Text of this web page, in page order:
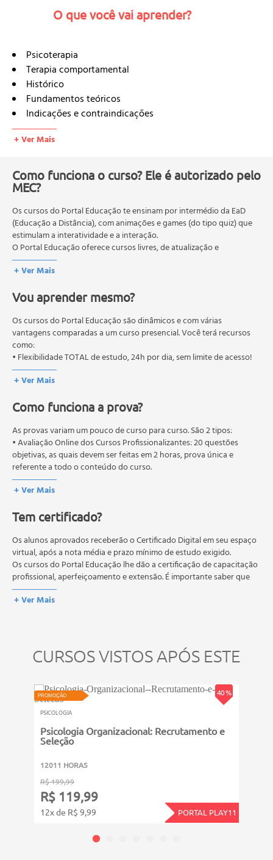
O que você vai aprender?
Psicoterapia
Terapia comportamental
Histórico
Fundamentos teóricos
Indicações e contraindicações
Técnicas
Conceitos básicos
Histórico
Fundamentos teóricos
Técnicas
Conceitos básicos
Teoria cognitiva de Young
Diferença entre cognitivismo e o construtivismo
Princípios fundamentais
Distorções cognitivas
Perfil cognitivo dos transtornos psiquiátricos
Estruturação das sessões
Instrumentos utilizados
Relação terapêutica
Componentes relevantes para se chegar ao problema
A TCC e a família
+ Ver Mais
Como funciona o curso? Ele é autorizado pelo
MEC?
Os cursos do Portal Educação te ensinam por intermédio da EaD
(Educação a Distância), com animações e games (do tipo quiz) que
estimulam a interatividade e a interação.
O Portal Educação oferece cursos livres, de atualização e
qualificação profissional. São destinados a proporcionar ao
profissional conhecimentos que permitam o desenvolvimento de
O MEC (Ministério da Educação), trata da política nacional de
educação em geral, mas autoriza apenas cursos de graduação e
pós-graduação. Os cursos técnicos e profissionalizantes são
autorizados pelas Secretarias Estaduais de Educação.
+ Ver Mais
Vou aprender mesmo?
Os cursos do Portal Educação são dinâmicos e com várias
vantagens comparadas a um curso presencial. Você terá recursos
como:
• Flexibilidade TOTAL de estudo, 24h por dia, sem limite de acesso!
+ Ver Mais
Como funciona a prova?
As provas variam um pouco de curso para curso. São 2 tipos:
• Avaliação Online dos Cursos Profissionalizantes: 20 questões
objetivas, as quais devem ser feitas em 2 horas, prova única e
referente a todo o conteúdo do curso.
• Avaliação Online dos Cursos Livres: 10 questões objetivas, as quais
devem ser feitas em 1 hora, prova única e referente a todo o
Os estudos, atividades e avaliações devem ser feitos dentro do
A média final deve ser igual ou superior a 60%para a conclusão e
recebimento do certificado digital do curso. Em caso de reprovação,
o aluno poderá realizar novamente a prova dentro do período do
curso quantas vezes desejar. Os cursos gratuitos não possuem nova
prova, atividades reflexivas e descritivas.
+ Ver Mais
Tem certificado?
Os alunos aprovados receberão o Certificado Digital em seu espaço
virtual, após a nota média e prazo mínimo de estudo exigido.
Os cursos do Portal Educação lhe dão a certificação de capacitação
profissional, aperfeiçoamento e extensão. É importante saber que
esses títulos não se equivalem às certificações de cursos técnicos ou
de formação escolar, e não dão o direito de assumir
+ Ver Mais
CURSOS VISTOS APÓS ESTE
40 %
PROMOÇÃO
PSICOLOGIA
Psicologia Organizacional: Recrutamento e
Seleção
12011 HORAS
R$ 199,99
R$ 119,99
12x de R$ 9,99 PORTAL PLAY11